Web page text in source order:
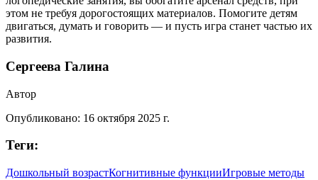
этом не требуя дорогостоящих материалов. Помогите детям
двигаться, думать и говорить — и пусть игра станет частью их
развития.
Сергеева Галина
Автор
Опубликовано: 16 октября 2025 г.
Теги:
Дошкольный возрастКогнитивные функцииИгровые методы